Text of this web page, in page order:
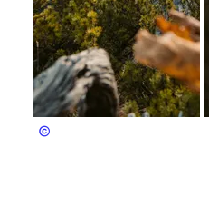
Bergerlebnis Berchtesgaden